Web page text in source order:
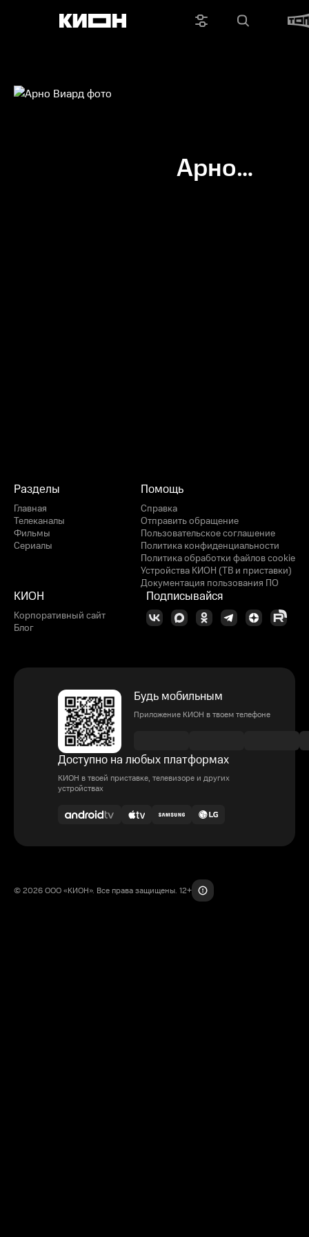
Арно
Разделы
Главная
Телеканалы
Фильмы
Сериалы
Помощь
Справка
Отправить обращение
Пользовательское соглашение
Политика конфиденциальности
Политика обработки файлов cookie
Устройства КИОН (ТВ и приставки)
Документация пользования ПО
КИОН
Корпоративный сайт
Блог
Подписывайся
Будь мобильным
Приложение КИОН в твоем телефоне
Доступно на любых платформах
КИОН в твоей приставке, телевизоре и других
устройствах
© 2026 ООО «КИОН». Все права защищены. 12+